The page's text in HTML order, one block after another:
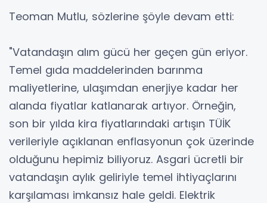
Teoman Mutlu, sözlerine şöyle devam etti:
"Vatandaşın alım gücü her geçen gün eriyor.
Temel gıda maddelerinden barınma
maliyetlerine, ulaşımdan enerjiye kadar her
alanda fiyatlar katlanarak artıyor. Örneğin,
son bir yılda kira fiyatlarındaki artışın TÜİK
verileriyle açıklanan enflasyonun çok üzerinde
olduğunu hepimiz biliyoruz. Asgari ücretli bir
vatandaşın aylık geliriyle temel ihtiyaçlarını
karşılaması imkansız hale geldi. Elektrik